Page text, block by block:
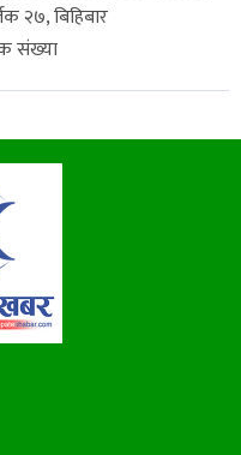
२७, बिहिबार
संख्या